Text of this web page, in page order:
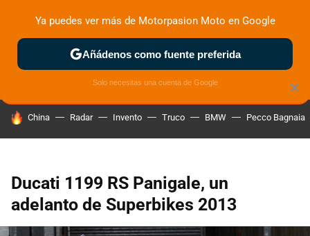
ZONA DE PRUEBAS DEPORTIVAS MOTOS ELÉCTRICAS
HOY SE HABLA DE
China Radar Invento Truco BMW Pecco Bagnaia
Ducati 1199 RS Panigale, un
adelanto de Superbikes 2013
×
Ya puedes ver más de Motorpasion Moto en Google
Añádenos como fuente preferida
Solo necesitas una cuenta de Google